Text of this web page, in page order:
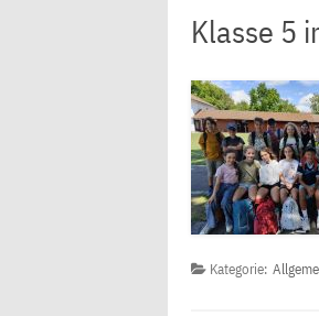
Klasse 5
Kategorie: